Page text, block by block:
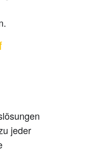
(3)jeder